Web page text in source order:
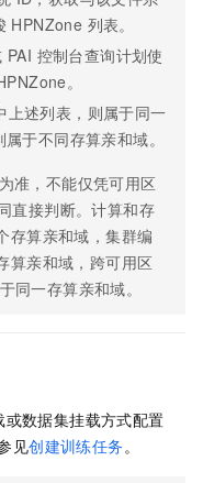
HPNZone 列表。
控制台查询计划使
。
述列表，则属于同一
于不同存算亲和域。
准，不能仅凭可用区
直接判断。计算和存
存算亲和域，集群编
算亲和域，跨可用区
同一存算亲和域。
数据集挂载方式配置
见创建训练任务。